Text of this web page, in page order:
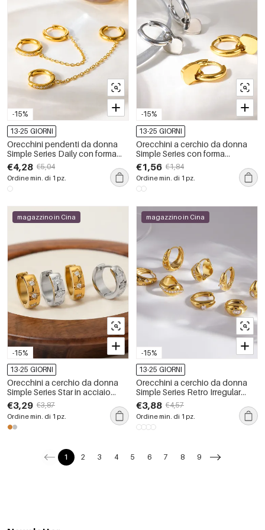
-15%
13-25 GIORNI
Orecchini pendenti da donna
Simple Series Daily con forma
geometrica, in acciaio
inossidabile, impermeabili, color
oro e zirconi.
€4,28 €5,04
Ordine min. di 1 pz.
-15%
13-25 GIORNI
Orecchini a cerchio da donna
Simple Series con forma
geometrica, in acciaio
inossidabile impermeabile color
oro.
€1,56 €1,84
Ordine min. di 1 pz.
-15%
magazzino in Cina
13-25 GIORNI
Orecchini a cerchio da donna
Simple Series Star in acciaio
inossidabile, impermeabili, color
oro, con strass.
€3,29 €3,87
Ordine min. di 1 pz.
-15%
magazzino in Cina
13-25 GIORNI
Orecchini a cerchio da donna
Simple Series Retro Irregular
Shape in acciaio inossidabile
impermeabile color oro
€3,88 €4,57
Ordine min. di 1 pz.
1 2 3 4 5 6 7 8 9